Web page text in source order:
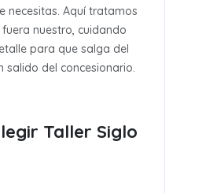
necesitas. Aquí tratamos
nuestro, cuidando
para que salga del
salido del concesionario.
Taller Siglo